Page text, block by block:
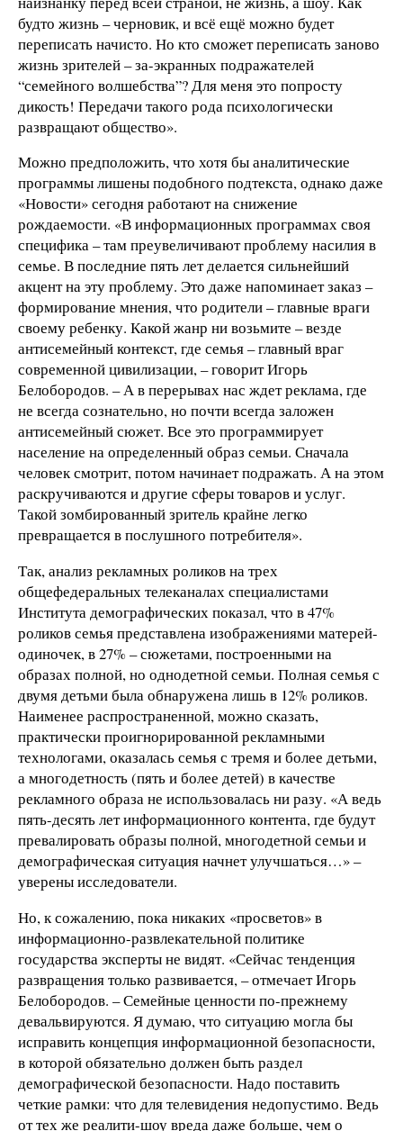
будто жизнь – черновик, и всё ещё можно будет
переписать начисто. Но кто сможет переписать заново
жизнь зрителей – за-экранных подражателей
“семейного волшебства”? Для меня это попросту
дикость! Передачи такого рода психологически
развращают общество».
Можно предположить, что хотя бы аналитические
программы лишены подобного подтекста, однако даже
«Новости» сегодня работают на снижение
рождаемости. «В информационных программах своя
специфика – там преувеличивают проблему насилия в
семье. В последние пять лет делается сильнейший
акцент на эту проблему. Это даже напоминает заказ –
формирование мнения, что родители – главные враги
своему ребенку. Какой жанр ни возьмите – везде
антисемейный контекст, где семья – главный враг
современной цивилизации, – говорит Игорь
Белобородов. – А в перерывах нас ждет реклама, где
не всегда сознательно, но почти всегда заложен
антисемейный сюжет. Все это программирует
население на определенный образ семьи. Сначала
человек смотрит, потом начинает подражать. А на этом
раскручиваются и другие сферы товаров и услуг.
Такой зомбированный зритель крайне легко
превращается в послушного потребителя».
Так, анализ рекламных роликов на трех
общефедеральных телеканалах специалистами
Института демографических показал, что в 47%
роликов семья представлена изображениями матерей-
одиночек, в 27% – сюжетами, построенными на
образах полной, но однодетной семьи. Полная семья с
двумя детьми была обнаружена лишь в 12% роликов.
Наименее распространенной, можно сказать,
практически проигнорированной рекламными
технологами, оказалась семья с тремя и более детьми,
а многодетность (пять и более детей) в качестве
рекламного образа не использовалась ни разу. «А ведь
пять-десять лет информационного контента, где будут
превалировать образы полной, многодетной семьи и
демографическая ситуация начнет улучшаться…» –
уверены исследователи.
Но, к сожалению, пока никаких «просветов» в
информационно-развлекательной политике
государства эксперты не видят. «Сейчас тенденция
развращения только развивается, – отмечает Игорь
Белобородов. – Семейные ценности по-прежнему
девальвируются. Я думаю, что ситуацию могла бы
исправить концепция информационной безопасности,
в которой обязательно должен быть раздел
демографической безопасности. Надо поставить
четкие рамки: что для телевидения недопустимо. Ведь
от тех же реалити-шоу вреда даже больше, чем о